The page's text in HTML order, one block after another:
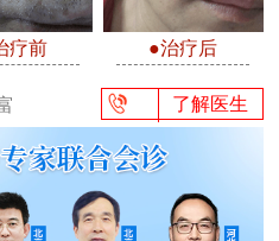
疗前 ●治疗后
了解医生